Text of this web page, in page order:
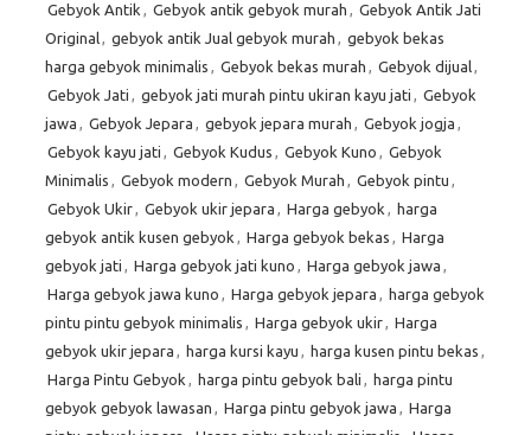
Gebyok Antik , Gebyok antik gebyok murah , Gebyok Antik Jati
Original, gebyok antik Jual gebyok murah , gebyok bekas
harga gebyok minimalis , Gebyok bekas murah , Gebyok dijual,
Gebyok Jati , gebyok jati murah pintu ukiran kayu jati , Gebyok
jawa , Gebyok Jepara , gebyok jepara murah , Gebyok jogja ,
Gebyok kayu jati , Gebyok Kudus , Gebyok Kuno , Gebyok
Minimalis , Gebyok modern , Gebyok Murah , Gebyok pintu ,
Gebyok Ukir, Gebyok ukir jepara , Harga gebyok , harga
gebyok antik kusen gebyok , Harga gebyok bekas , Harga
gebyok jati , Harga gebyok jati kuno , Harga gebyok jawa ,
Harga gebyok jawa kuno , Harga gebyok jepara , harga gebyok
pintu pintu gebyok minimalis , Harga gebyok ukir, Harga
gebyok ukir jepara , harga kursi kayu , harga kusen pintu bekas ,
Harga Pintu Gebyok , harga pintu gebyok bali , harga pintu
gebyok gebyok lawasan , Harga pintu gebyok jawa , Harga